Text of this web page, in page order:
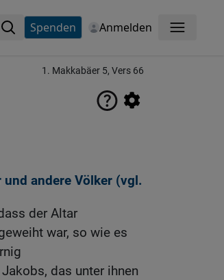
Spenden Anmelden Menü
1. Makkabäer 5, Vers 66
andere Völker (vgl.
der Altar
war, so wie es
das unter ihnen